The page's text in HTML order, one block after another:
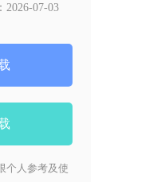
2026-07-03
个人参考及使